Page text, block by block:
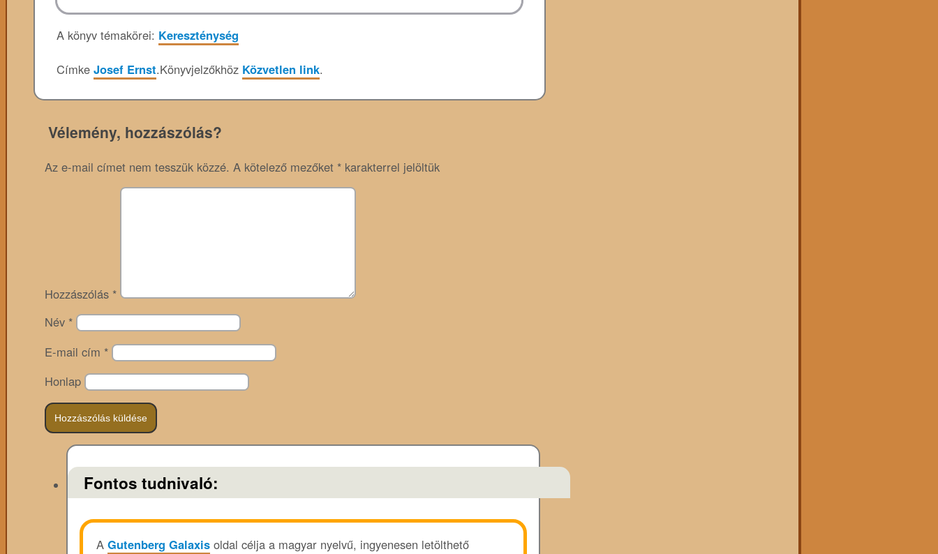
A könyv témakörei: Kereszténység
Címke Josef Ernst.Könyvjelzőkhöz Közvetlen link.
Vélemény, hozzászólás?
Az e-mail címet nem tesszük közzé. A kötelező mezőket * karakterrel jelöltük
Hozzászólás *
Név *
E-mail cím *
Honlap
Fontos tudnivaló:
A Gutenberg Galaxisoldal célja a magyar nyelvű, ingyenesen letölthető